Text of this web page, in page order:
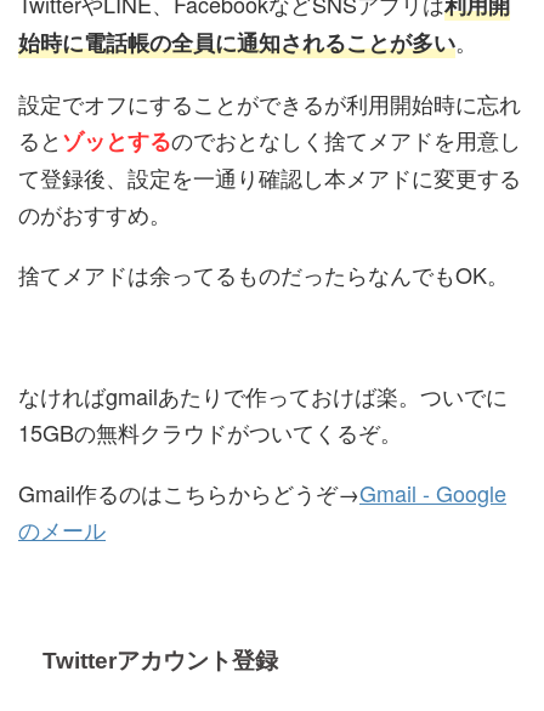
始時に電話帳の全員に通知されることが多い。
設定でオフにすることができるが利用開始時に忘れ
るとゾッとするのでおとなしく捨てメアドを用意し
て登録後、設定を一通り確認し本メアドに変更する
のがおすすめ。
捨てメアドは余ってるものだったらなんでもOK。
なければgmailあたりで作っておけば楽。ついでに
15GBの無料クラウドがついてくるぞ。
Gmail作るのはこちらからどうぞ→Gmail - Google
のメール
Twitterアカウント登録